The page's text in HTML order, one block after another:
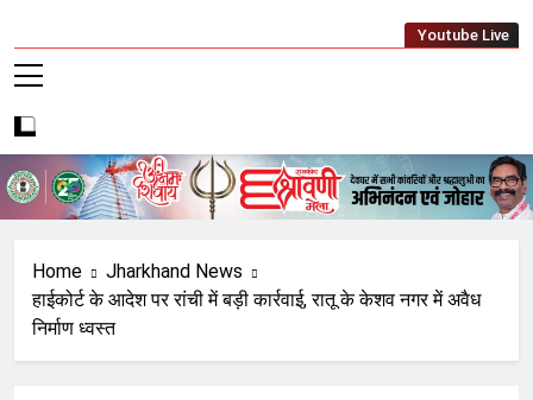
Munadi Live – Jharkhand's Leading Local
Youtube Live
Home
Jharkhand News
हाईकोर्ट के आदेश पर रांची में बड़ी कार्रवाई, रातू के केशव नगर में अवैध
निर्माण ध्वस्त